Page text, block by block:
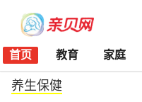
首页 教育 家庭
养生保健